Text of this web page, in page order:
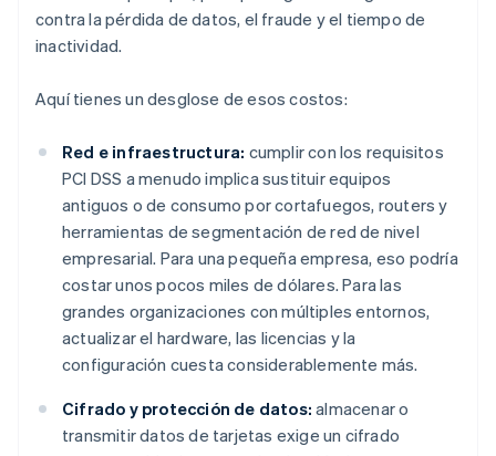
contra la pérdida de datos, el fraude y el tiempo de
inactividad.
Aquí tienes un desglose de esos costos:
Red e infraestructura: cumplir con los requisitos
PCI DSS a menudo implica sustituir equipos
antiguos o de consumo por cortafuegos, routers y
herramientas de segmentación de red de nivel
empresarial. Para una pequeña empresa, eso podría
costar unos pocos miles de dólares. Para las
grandes organizaciones con múltiples entornos,
actualizar el hardware, las licencias y la
configuración cuesta considerablemente más.
Cifrado y protección de datos: almacenar o
transmitir datos de tarjetas exige un cifrado